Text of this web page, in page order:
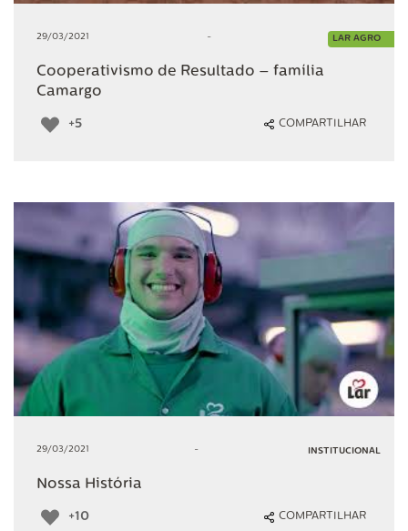
29/03/2021 - LAR AGRO
Cooperativismo de Resultado – família
Camargo
+5 COMPARTILHAR
29/03/2021 - INSTITUCIONAL
Nossa História
+10 COMPARTILHAR